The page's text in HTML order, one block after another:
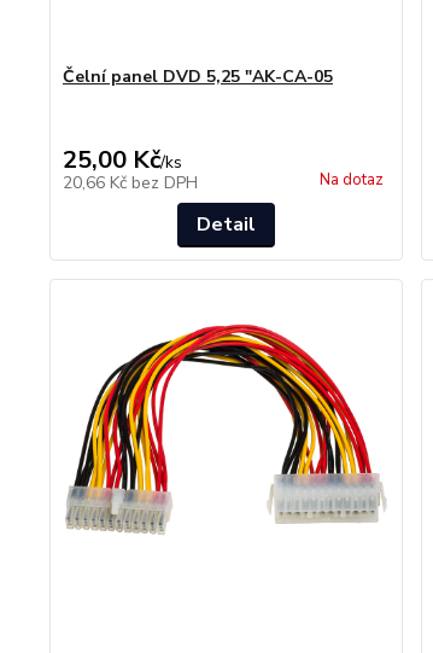
Čelní panel DVD 5,25 "AK-CA-05
25,00 Kč/ks
20,66 Kč bez DPH Na dotaz
Detail